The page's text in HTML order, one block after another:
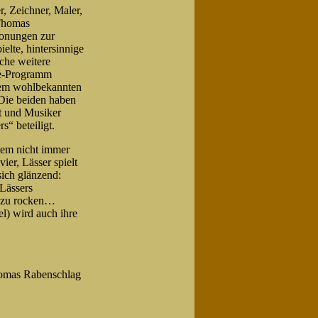
Zeichner, Maler,
zur
hintersinnige
weitere
Programm
wohlbekannten
beiden haben
und Musiker
beteiligt.
nicht immer
Lässer spielt
glänzend:
zu rocken…
wird auch ihre
Rabenschlag